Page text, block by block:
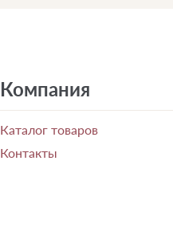
Компания
Каталог товаров
Контакты